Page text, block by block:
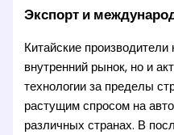
Экспорт и
Китайские
внутренний рынок, но и
технологии за пределы
растущим спросом на
различных странах. В